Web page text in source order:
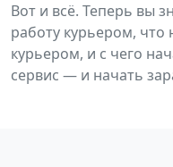
Вот и всё. Теперь вы
работу курьером,
курьером, и с чего
сервис — и начать